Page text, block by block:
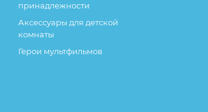
принадлежности
Аксессуары для детской
комнаты
Герои мультфильмов